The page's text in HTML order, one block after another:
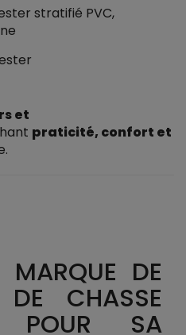
stratifié PVC,
et
praticité, confort et
DE
DE CHASSE
POUR SA